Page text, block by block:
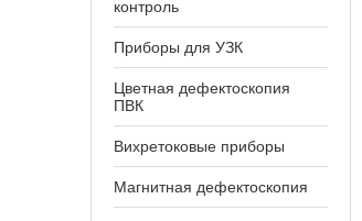
контроль
Приборы для УЗК
Цветная дефектоскопия
ПВК
Вихретоковые приборы
Магнитная дефектоскопия